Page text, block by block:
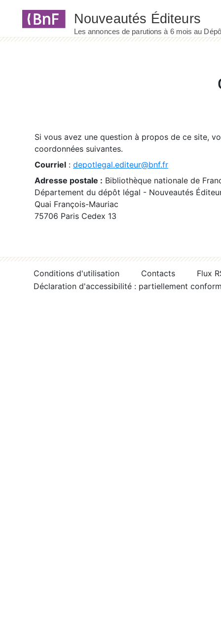
Si vous avez une question à propos de ce site,
coordonnées suivantes.
Courriel : depotlegal.editeur@bnf.fr
Adresse postale : Bibliothèque nationale de
Département du dépôt légal - Nouveautés
Quai François-Mauriac
75706 Paris Cedex 13
Conditions d'utilisation Contacts
Flux
Déclaration d'accessibilité : partiellement